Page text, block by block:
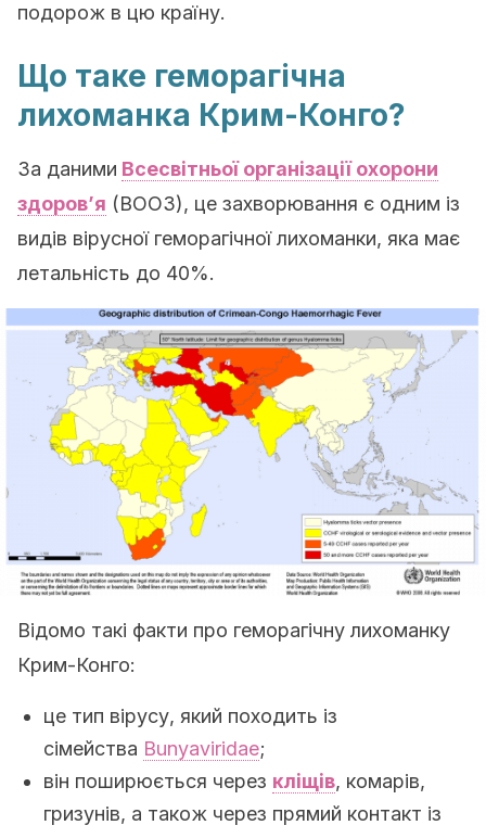
подорож в цю країну.
Що таке геморагічна
лихоманка Крим-Конго?
За даними Всесвітньої організації охорони
здоров’я (ВООЗ), це захворювання є одним із
видів вірусної геморагічної лихоманки, яка має
летальність до 40%.
Відомо такі факти про геморагічну лихоманку
Крим-Конго:
це тип вірусу, який походить із
сімейства Bunyaviridae;
він поширюється через кліщів, комарів,
гризунів, а також через прямий контакт із